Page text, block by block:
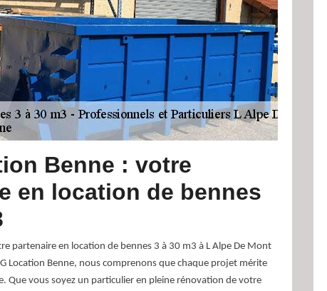
Benne : votre
en location de bennes
partenaire en location de bennes 3 à 30 m3 à L Alpe De Mont
Location Benne, nous comprenons que chaque projet mérite
Que vous soyez un particulier en pleine rénovation de votre